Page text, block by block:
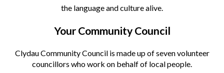
the language and culture alive.
Your Community Council
Clydau Community Council is made up of seven volunteer
councillors who work on behalf of local people.